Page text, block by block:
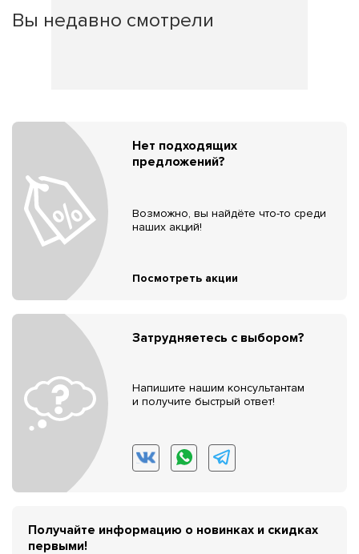
Вы недавно смотрели
Нет подходящих
предложений?
Возможно, вы найдёте что-то среди
наших акций!
Посмотреть акции
Затрудняетесь с выбором?
Напишите нашим консультантам
и получите быстрый ответ!
Получайте информацию о новинках и скидках
первыми!